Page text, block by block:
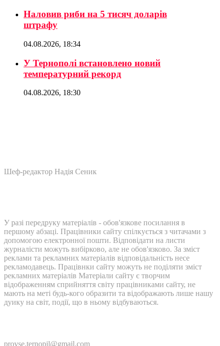
Наловив риби на 5 тисяч доларів
штрафу
04.08.2026, 18:34
У Тернополі встановлено новий
температурний рекорд
04.08.2026, 18:30
Шеф-редактор Надія Сеник
У разі передруку матеріалів - обов'язкове посилання в
першому абзаці. Працівники сайту спілкується з читачами з
допомогою електронної пошти. Відповідати на листи
журналісти можуть вибірково, але не обов'язково. За зміст
реклами та рекламних матеріалів відповідальність несе
рекламодавець. Працівнки сайту можуть не поділяти зміст
рекламних матеріалів Матеріали сайту є творчим
відображенням сприйняття світу працівниками сайту, не
мають на меті будь-кого образити та відображають лише нашу
дуику на світ, події, що в ньому відбуваються.
provse.ternopil@gmail.com